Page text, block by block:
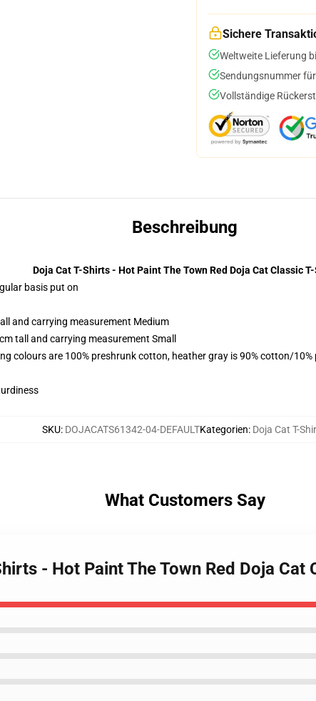
Sichere
Weltweite Lieferung
Sendungsnummer
Vollständige
Beschreibung
Doja Cat T-Shirts - Hot Paint The Town Red Doja Cat Classic
basis put on
and carrying measurement Medium
tall and carrying measurement Small
colours are 100% preshrunk cotton, heather gray is 90% cotton/
SKU: DOJACATS61342-04-DEFAULTKategorien: Doja Cat T-
What Customers Say
- Hot Paint The Town Red Doja Cat